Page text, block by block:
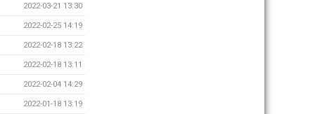
2022-03-21 13:30
2022-02-25 14:19
2022-02-18 13:22
2022-02-18 13:11
2022-02-04 14:29
2022-01-18 13:19